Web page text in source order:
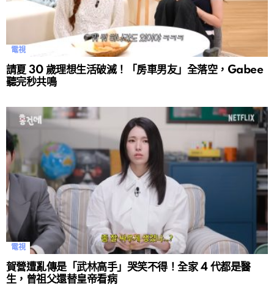
電視
請夏 30 歲理想生活破滅！「房車男友」全落空，Gabee
聽完秒共鳴
電視
賀營遭亂傳是「武林高手」哭笑不得！全家 4 代都是醫
生，曾祖父還替皇帝看病